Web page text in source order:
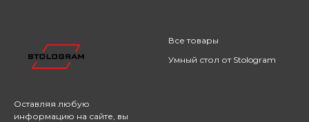
Оставляя любую
информацию на сайте, вы
Все товары
Умный стол от Stologram